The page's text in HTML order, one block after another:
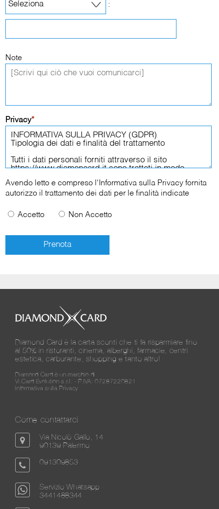
:
Note
Privacy*
Avendo letto e compreso l' Informativa sulla Privacy fornita
autorizzo il trattamento dei dati per le finalità indicate
Accetto Non Accetto
Diamond Card è la carta sconti che ti fa risparmiare fino
al 50% in ristoranti, cinema, alberghi, farmacie, centri
estetica, carburante, shopping e tanto altro!
Diamond Card è un marchio di
Vi.Card Evolution s.r.l. - P.IVA: 07287220821
Informativa sulla Privacy
Come contattarci
Via Nicolò Gallo, 14
90139 Palermo
091309853
Servizio Whatsapp
3441488344